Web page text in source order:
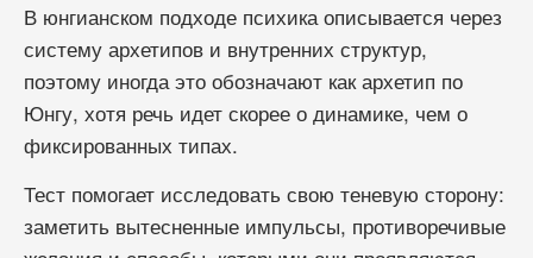
В юнгианском подходе психика описывается через
систему архетипов и внутренних структур,
поэтому иногда это обозначают как архетип по
Юнгу, хотя речь идет скорее о динамике, чем о
фиксированных типах.
Тест помогает исследовать свою теневую сторону:
заметить вытесненные импульсы, противоречивые